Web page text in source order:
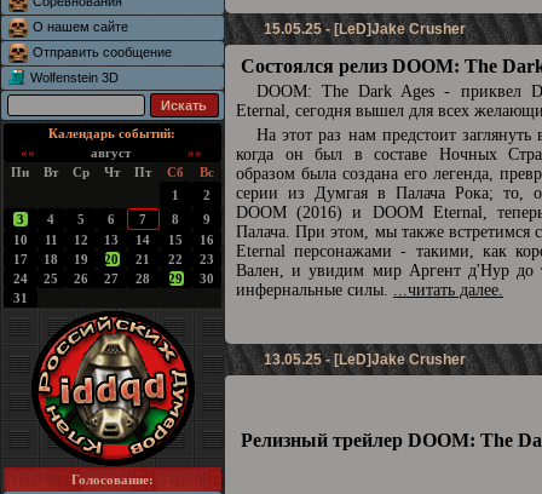
О нашем сайте
Отправить сообщение
Wolfenstein 3D
Календарь событий:
««
август
»»
Пн
Вт Ср Чт Пт Сб
Вс
1
2
3
4 5 6 7 8
9
10
11 12 13 14 15
16
17
18 19 20 21 22
23
24
25 26 27 28 29
30
31
Голосование:
15.05.25 - [LeD]Jake Crusher
Состоялся релиз DOOM: The
DOOM: The Dark Ages - приквел
Eternal, сегодня вышел для всех
На этот раз нам предстоит
когда он был в составе Ночных
образом была создана его легенда,
серии из Думгая в Палача Рока; то, о
DOOM (2016) и DOOM Eternal,
Палача. При этом, мы также встретимся
Eternal персонажами - такими, как
Вален, и увидим мир Аргент д'Нур до
инфернальные силы. ...читать далее.
13.05.25 - [LeD]Jake Crusher
Релизный трейлер DOOM: The